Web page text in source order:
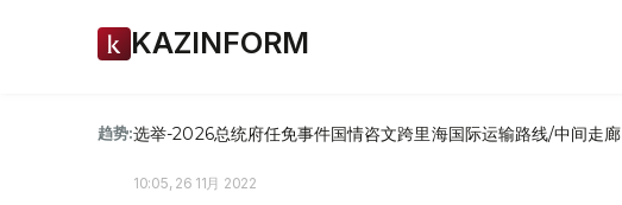
KAZINFORM
趋势:选举-2026总统府任免事件国情咨文跨里海国际运输路线/中间走廊
10:05, 26 11月 2022